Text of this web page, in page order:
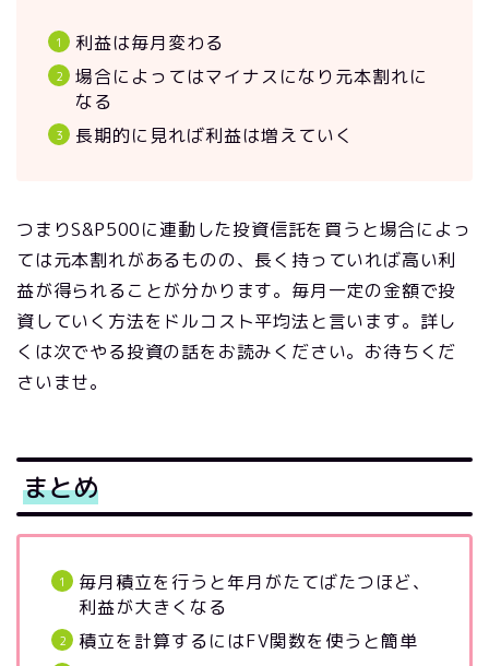
利益は毎月変わる
場合によってはマイナスになり元本割れに
なる
長期的に見れば利益は増えていく
つまりS&P500に連動した投資信託を買うと場合によっ
ては元本割れがあるものの、長く持っていれば高い利
益が得られることが分かります。毎月一定の金額で投
資していく方法をドルコスト平均法と言います。詳し
くは次でやる投資の話をお読みください。お待ちくだ
さいませ。
まとめ
毎月積立を行うと年月がたてばたつほど、
利益が大きくなる
積立を計算するにはFV関数を使うと簡単